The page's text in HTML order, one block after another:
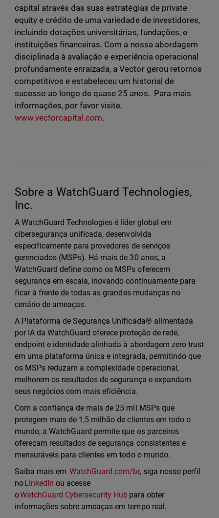
capital através das suas estratégias de private
equity e crédito de uma variedade de investidores,
incluindo dotações universitárias, fundações, e
instituições financeiras. Com a nossa abordagem
disciplinada à avaliação e experiência operacional
profundamente enraizada, a Vector gerou retornos
competitivos e estabeleceu um historial de
sucesso ao longo de quase 25 anos. Para mais
informações, por favor visite,
www.vectorcapital.com.
Sobre a WatchGuard Technologies,
Inc.
A WatchGuard Technologies é líder global em
cibersegurança unificada, desenvolvida
especificamente para provedores de serviços
gerenciados (MSPs). Há mais de 30 anos, a
WatchGuard define como os MSPs oferecem
segurança em escala, inovando continuamente para
ficar à frente de todas as grandes mudanças no
cenário de ameaças.
A Plataforma de Segurança Unificada® alimentada
por IA da WatchGuard oferece proteção de rede,
endpoint e identidade alinhada à abordagem zero trust
em uma plataforma única e integrada, permitindo que
os MSPs reduzam a complexidade operacional,
melhorem os resultados de segurança e expandam
seus negócios com mais eficiência.
Com a confiança de mais de 25 mil MSPs que
protegem mais de 1,5 milhão de clientes em todo o
mundo, a WatchGuard permite que os parceiros
ofereçam resultados de segurança consistentes e
mensuráveis para clientes em todo o mundo.
Saiba mais emWatchGuard.com/br, siga nosso perfil
no LinkedIn ou acesse
oWatchGuard Cybersecurity Hub para obter
informações sobre ameaças em tempo real.